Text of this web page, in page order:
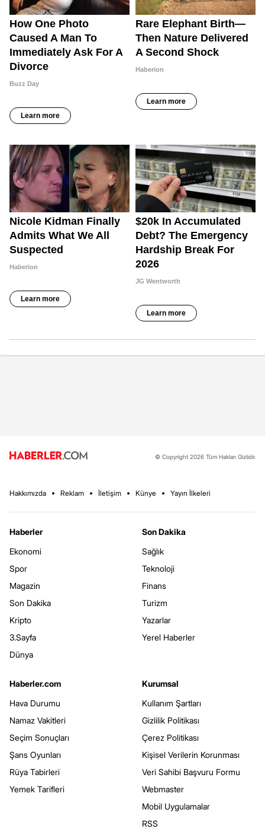
© Copyright 2026 Tüm Hakları Gizlidir.
Hakkımızda Reklam İletişim Künye Yayın İlkeleri
Haberler
Ekonomi
Spor
Magazin
Son Dakika
Kripto
3.Sayfa
Dünya
Son Dakika
Sağlık
Teknoloji
Finans
Turizm
Yazarlar
Yerel Haberler
Haberler.com
Hava Durumu
Namaz Vakitleri
Seçim Sonuçları
Şans Oyunları
Rüya Tabirleri
Yemek Tarifleri
Kurumsal
Kullanım Şartları
Gizlilik Politikası
Çerez Politikası
Kişisel Verilerin Korunması
Veri Sahibi Başvuru Formu
Webmaster
Mobil Uygulamalar
RSS